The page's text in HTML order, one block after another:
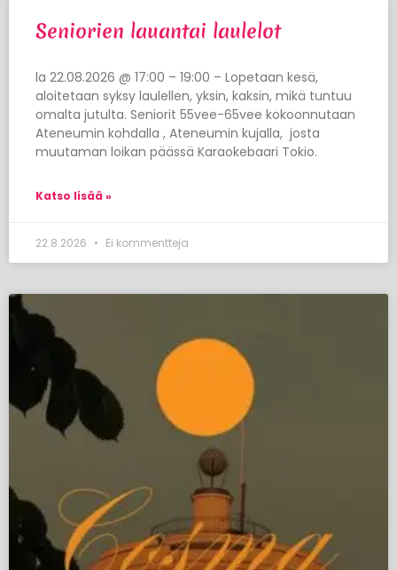
Seniorien lauantai laulelot
la 22.08.2026 @ 17:00 – 19:00 – Lopetaan kesä,
aloitetaan syksy laulellen, yksin, kaksin, mikä tuntuu
omalta jutulta. Seniorit 55vee-65vee kokoonnutaan
Ateneumin kohdalla , Ateneumin kujalla, josta
muutaman loikan päässä Karaokebaari Tokio.
Katso lisää »
22.8.2026 Ei kommentteja